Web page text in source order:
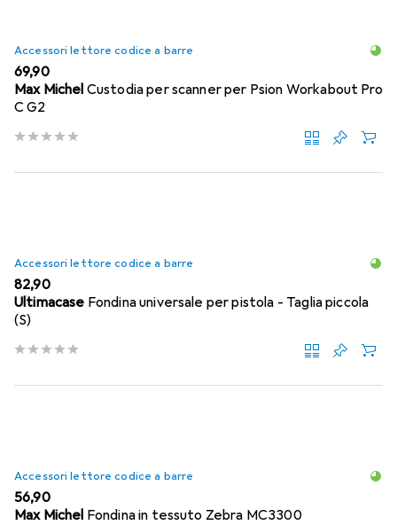
Accessori lettore codice a barre
EUR
69,90
Max Michel Custodia per scanner per Psion Workabout Pro
C G2
Accessori lettore codice a barre
EUR
82,90
Ultimacase Fondina universale per pistola - Taglia piccola
(S)
Accessori lettore codice a barre
EUR
56,90
Max Michel Fondina in tessuto Zebra MC3300